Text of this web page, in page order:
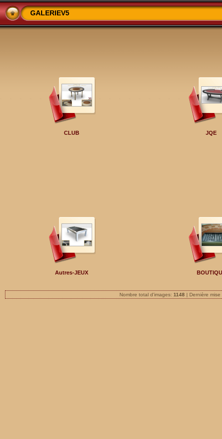
GALERIEV5
CLUB JQE
Autres-JEUX
Nombre total d'images: 1148 | Dernière